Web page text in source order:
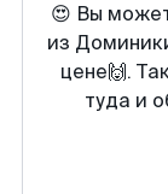
😍 Вы
из
цене🙌.
туда и